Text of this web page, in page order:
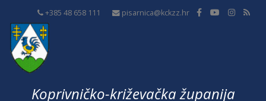
+385 48 658 111 pisarnica@kckzz.hr
Koprivničko-križevačka županija